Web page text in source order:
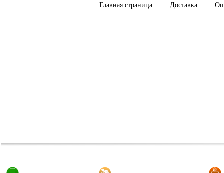
Главная страница| Доставка|